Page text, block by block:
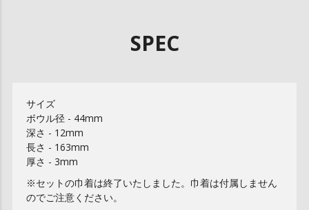
SPEC
サイズ
ボウル径 - 44mm
深さ - 12mm
長さ - 163mm
厚さ - 3mm
※セットの巾着は終了いたしました。巾着は付属しません
のでご注意ください。